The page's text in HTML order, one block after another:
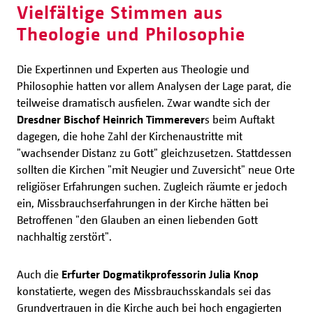
Vielfältige Stimmen aus
Theologie und Philosophie
Die Expertinnen und Experten aus Theologie und
Philosophie hatten vor allem Analysen der Lage parat, die
teilweise dramatisch ausfielen. Zwar wandte sich der
Dresdner Bischof Heinrich Timmerevers beim Auftakt
dagegen, die hohe Zahl der Kirchenaustritte mit
"wachsender Distanz zu Gott" gleichzusetzen. Stattdessen
sollten die Kirchen "mit Neugier und Zuversicht" neue Orte
religiöser Erfahrungen suchen. Zugleich räumte er jedoch
ein, Missbrauchserfahrungen in der Kirche hätten bei
Betroffenen "den Glauben an einen liebenden Gott
nachhaltig zerstört".
Auch die Erfurter Dogmatikprofessorin Julia Knop
konstatierte, wegen des Missbrauchsskandals sei das
Grundvertrauen in die Kirche auch bei hoch engagierten